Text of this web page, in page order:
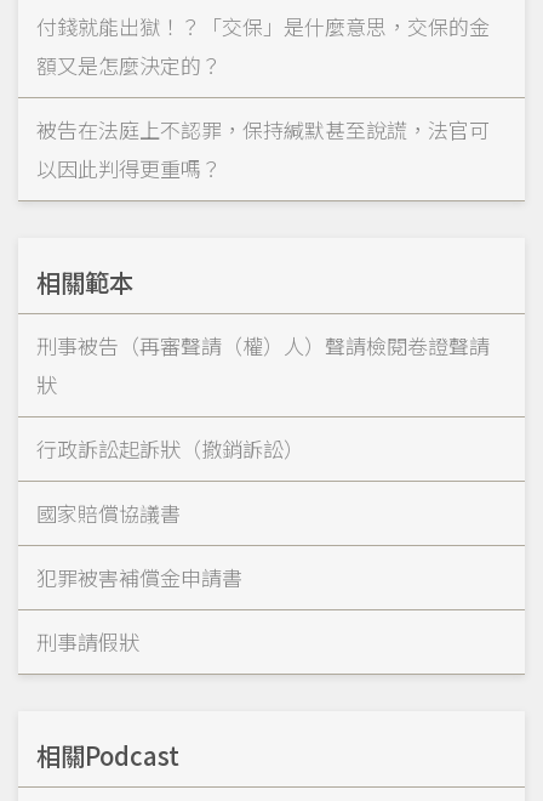
付錢就能出獄！？「交保」是什麼意思，交保的金
額又是怎麼決定的？
被告在法庭上不認罪，保持緘默甚至說謊，法官可
以因此判得更重嗎？
相關範本
刑事被告（再審聲請（權）人）聲請檢閱卷證聲請
狀
行政訴訟起訴狀（撤銷訴訟）
國家賠償協議書
犯罪被害補償金申請書
刑事請假狀
相關Podcast